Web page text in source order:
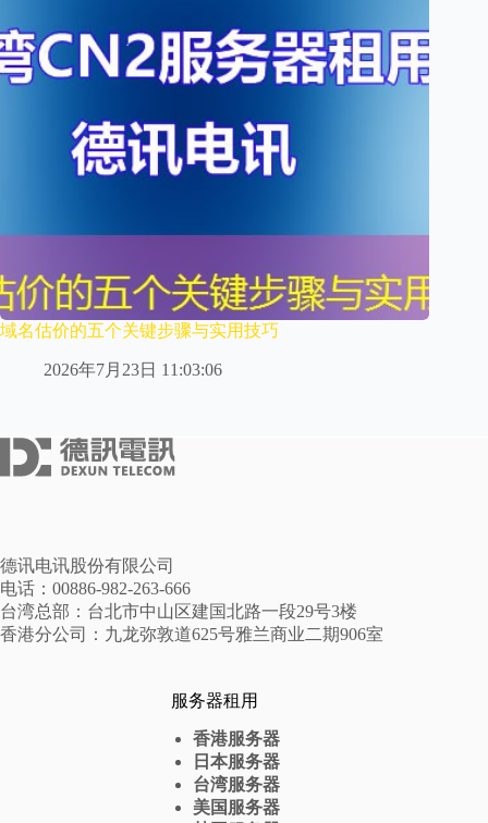
域名估价的五个关键步骤与实用技巧
2026年7月23日 11:03:06
德讯电讯股份有限公司
电话：00886-982-263-666
台湾总部：台北市中山区建国北路一段29号3楼
香港分公司：九龙弥敦道625号雅兰商业二期906室
服务器租用
香港服务器
日本服务器
台湾服务器
美国服务器